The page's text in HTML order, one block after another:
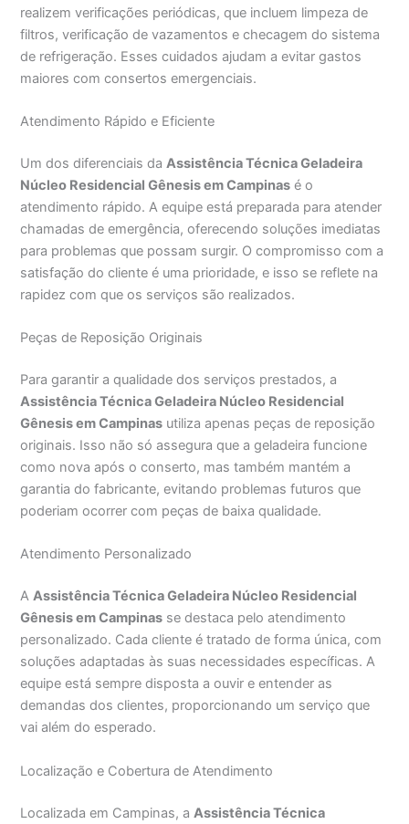
realizem verificações periódicas, que incluem limpeza de
filtros, verificação de vazamentos e checagem do sistema
de refrigeração. Esses cuidados ajudam a evitar gastos
maiores com consertos emergenciais.
Atendimento Rápido e Eficiente
Um dos diferenciais daAssistência Técnica Geladeira
Núcleo Residencial Gênesis em Campinas é o
atendimento rápido. A equipe está preparada para atender
chamadas de emergência, oferecendo soluções imediatas
para problemas que possam surgir. O compromisso com a
satisfação do cliente é uma prioridade, e isso se reflete na
rapidez com que os serviços são realizados.
Peças de Reposição Originais
Para garantir a qualidade dos serviços prestados, a
Assistência Técnica Geladeira Núcleo Residencial
Gênesis em Campinas utiliza apenas peças de reposição
originais. Isso não só assegura que a geladeira funcione
como nova após o conserto, mas também mantém a
garantia do fabricante, evitando problemas futuros que
poderiam ocorrer com peças de baixa qualidade.
Atendimento Personalizado
AAssistência Técnica Geladeira Núcleo Residencial
Gênesis em Campinas se destaca pelo atendimento
personalizado. Cada cliente é tratado de forma única, com
soluções adaptadas às suas necessidades específicas. A
equipe está sempre disposta a ouvir e entender as
demandas dos clientes, proporcionando um serviço que
vai além do esperado.
Localização e Cobertura de Atendimento
Localizada em Campinas, a Assistência Técnica